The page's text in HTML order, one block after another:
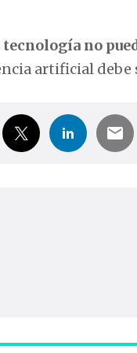
tecnología no
artificial debe